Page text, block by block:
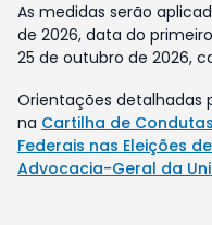
As medidas serão
de 2026, data do
25 de outubro de 2026,
Orientações detalhadas
na Cartilha de
Federais nas Eleições
Advocacia-Geral da